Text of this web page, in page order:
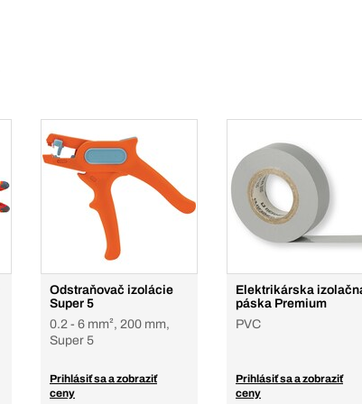
Odstraňovač izolácie
Super 5
0.2 - 6 mm², 200 mm,
Super 5
Prihlásiť sa a zobraziť
ceny
Elektrikárska
páska Premium
PVC
Prihlásiť sa a zobraziť
ceny